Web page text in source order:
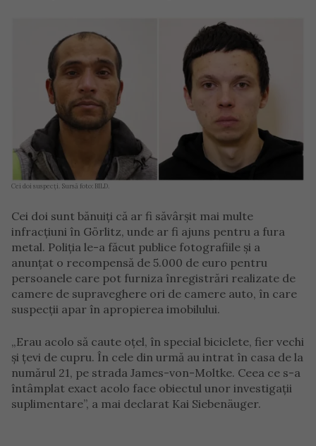
Cei doi suspecți. Sursă foto: BILD.
Cei doi sunt bănuiți că ar fi săvârșit mai multe
infracțiuni în Görlitz, unde ar fi ajuns pentru a fura
metal. Poliția le-a făcut publice fotografiile și a
anunțat o recompensă de 5.000 de euro pentru
persoanele care pot furniza înregistrări realizate de
camere de supraveghere ori de camere auto, în care
suspecții apar în apropierea imobilului.
„Erau acolo să caute oțel, în special biciclete, fier vechi
și țevi de cupru. În cele din urmă au intrat în casa de la
numărul 21, pe strada James-von-Moltke. Ceea ce s-a
întâmplat exact acolo face obiectul unor investigații
suplimentare”, a mai declarat Kai Siebenäuger.